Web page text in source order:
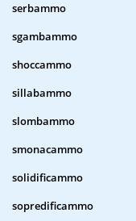
serbammo
sgambammo
shoccammo
sillabammo
slombammo
smonacammo
solidificammo
sopredificammo